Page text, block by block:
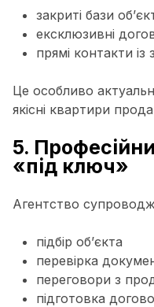
закриті бази
ексклюзивні
прямі контакти
Це особливо
якісні квартири
5.
«під ключ»
Агентство
підбір об’єкта
перевірка
переговори з
підготовка